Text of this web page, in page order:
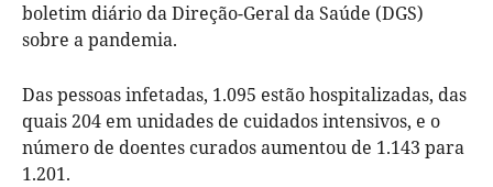
boletim diário da Direção-Geral da Saúde (DGS)
sobre a pandemia.
Das pessoas infetadas, 1.095 estão hospitalizadas, das
quais 204 em unidades de cuidados intensivos, e o
número de doentes curados aumentou de 1.143 para
1.201.